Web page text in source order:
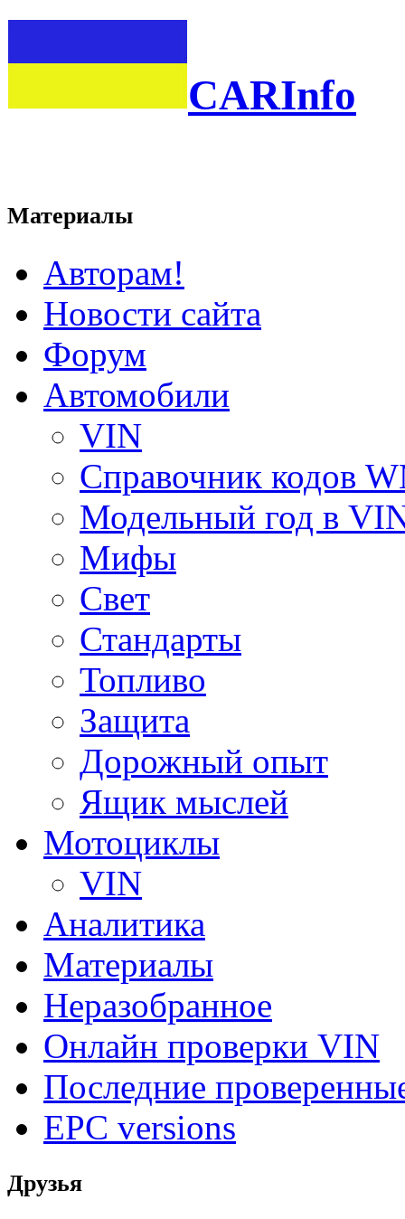
CARInfo
Материалы
Авторам!
Новости сайта
Форум
Автомобили
VIN
Справочник кодов
Модельный год в
Мифы
Свет
Стандарты
Топливо
Защита
Дорожный опыт
Ящик мыслей
Мотоциклы
VIN
Аналитика
Материалы
Неразобранное
Онлайн проверки VIN
Последние
EPC versions
Друзья